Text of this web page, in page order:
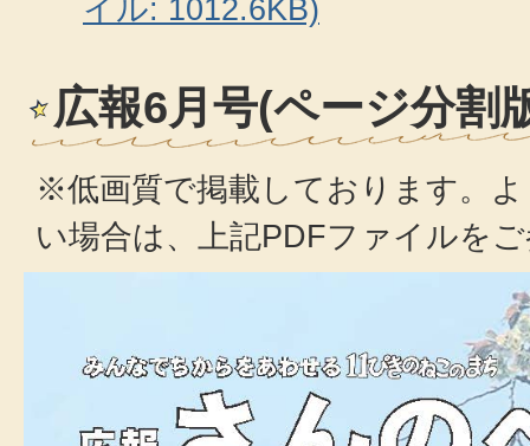
イル: 1012.6KB)
広報6月号(ページ分割
※低画質で掲載しております。
い場合は、上記PDFファイルを